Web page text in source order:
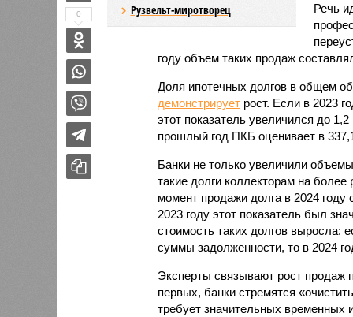
Рузвельт-миротворец
Речь
году объем таких продаж
Доля ипотечных долгов в общем
демонстрируетрост. Если в 2023
этот показатель увеличился до
прошлый год ПКБ оценивает в
Банки не только увеличили
такие долги коллекторам на
момент продажи долга в 2024 году
2023 году этот показатель был
стоимость таких долгов выросла:
суммы задолженности, то в 2024
Эксперты связывают рост продаж
первых, банки стремятся
требует значительных временных
0